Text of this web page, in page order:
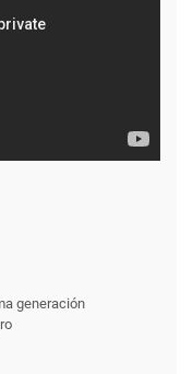
generación